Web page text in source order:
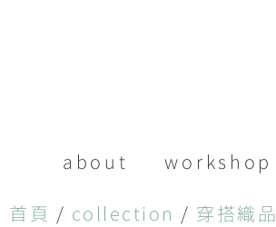
about workshop
首頁 / collection / 穿搭織品